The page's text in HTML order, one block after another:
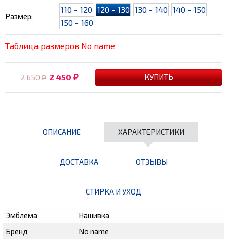
Размер:
110 - 120 120 - 130 130 - 140 140 - 150
150 - 160
Таблица размеров No name
2 650₽ 2 450₽
ОПИСАНИЕ ХАРАКТЕРИСТИКИ
ДОСТАВКА ОТЗЫВЫ
СТИРКА И УХОД
Эмблема
Нашивка
Бренд
No name